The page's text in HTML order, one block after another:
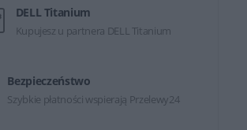
DELL Titanium
Kupujesz u partnera DELL Titanium
Bezpieczeństwo
Szybkie płatności wspierają Przelewy24